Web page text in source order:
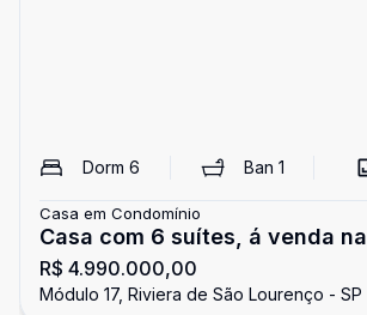
Dorm 6 Ban 1
Casa em Condomínio
Casa com 6 suítes, á venda na
Riviera de São Lourenço
R$ 4.990.000,00
Módulo 17, Riviera de São Lourenço - SP